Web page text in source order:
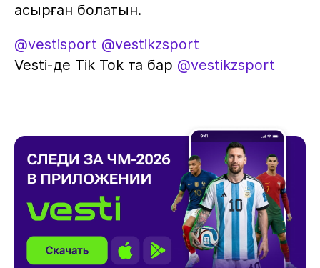
асырған болатын.
@vestisport @vestikzsport
Vesti-де Tik Tok та бар @vestikzsport